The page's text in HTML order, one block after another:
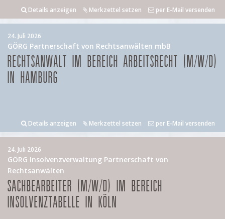
Details anzeigen Merkzettel setzen per E-Mail versenden
24. Juli 2026
GÖRG Partnerschaft von Rechtsanwälten mbB
RECHTSANWALT IM BEREICH ARBEITSRECHT (M/W/D)
IN HAMBURG
Details anzeigen Merkzettel setzen per E-Mail versenden
24. Juli 2026
GÖRG Insolvenzverwaltung Partnerschaft von
Rechtsanwälten
SACHBEARBEITER (M/W/D) IM BEREICH
INSOLVENZTABELLE IN KÖLN